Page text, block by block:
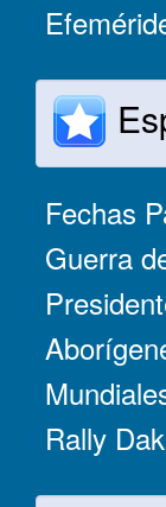
Fechas
Guerra
Rally